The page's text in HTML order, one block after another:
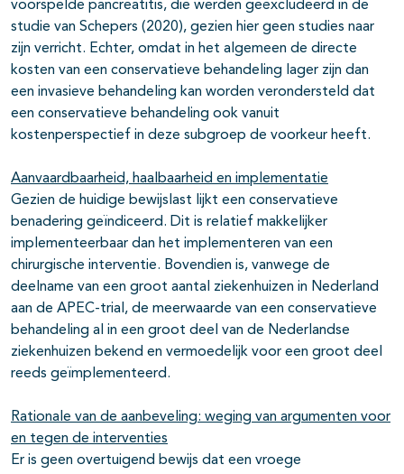
voorspelde pancreatitis, die werden geëxcludeerd in de
studie van Schepers (2020), gezien hier geen studies naar
zijn verricht. Echter, omdat in het algemeen de directe
kosten van een conservatieve behandeling lager zijn dan
een invasieve behandeling kan worden verondersteld dat
een conservatieve behandeling ook vanuit
kostenperspectief in deze subgroep de voorkeur heeft.
Aanvaardbaarheid, haalbaarheid en implementatie
Gezien de huidige bewijslast lijkt een conservatieve
benadering geïndiceerd. Dit is relatief makkelijker
implementeerbaar dan het implementeren van een
chirurgische interventie. Bovendien is, vanwege de
deelname van een groot aantal ziekenhuizen in Nederland
aan de APEC-trial, de meerwaarde van een conservatieve
behandeling al in een groot deel van de Nederlandse
ziekenhuizen bekend en vermoedelijk voor een groot deel
reeds geïmplementeerd.
Rationale van de aanbeveling: weging van argumenten voor
en tegen de interventies
Er is geen overtuigend bewijs dat een vroege